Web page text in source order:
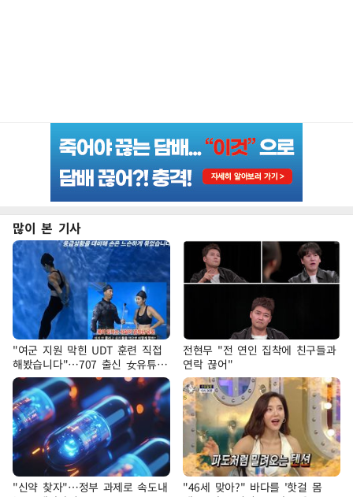
많이 본 기사
"여군 지원 막힌 UDT 훈련 직접
해봤습니다"…707 출신 女유튜버
'완벽 소화'
전현무 "전 연인 집착에 친구들과
연락 끊어"
"신약 찾자"…정부 과제로 속도내
"46세 맞아?" 바다를 '핫걸 몸